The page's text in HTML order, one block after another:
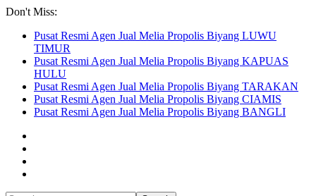
Don't Miss:
Pusat Resmi Agen Jual Melia Propolis Biyang LUWU
TIMUR
Pusat Resmi Agen Jual Melia Propolis Biyang KAPUAS
HULU
Pusat Resmi Agen Jual Melia Propolis Biyang TARAKAN
Pusat Resmi Agen Jual Melia Propolis Biyang CIAMIS
Pusat Resmi Agen Jual Melia Propolis Biyang BANGLI